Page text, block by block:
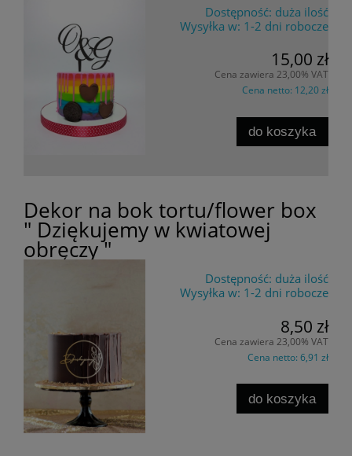
Dostępność: duża ilość
Wysyłka w: 1-2 dni robocze
15,00 zł
Cena zawiera 23,00% VAT
Cena netto: 12,20 zł
do koszyka
Dekor na bok tortu/flower box
" Dziękujemy w kwiatowej
obręczy "
Dostępność: duża ilość
Wysyłka w: 1-2 dni robocze
8,50 zł
Cena zawiera 23,00% VAT
Cena netto: 6,91 zł
do koszyka